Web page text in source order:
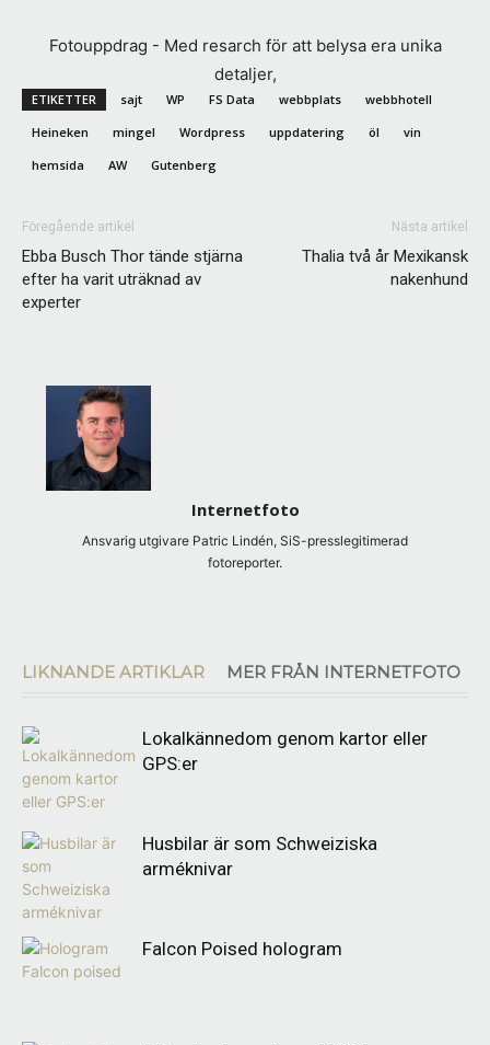
Fotouppdrag - Med resarch för att belysa era unika
detaljer,
ETIKETTER sajt WP FS Data webbplats
webbhotell
Heineken
mingel Wordpress uppdatering öl
vin
hemsida
AW Gutenberg
Föregående artikel
Ebba Busch Thor tände stjärna
efter ha varit uträknad av
experter
Nästa artikel
Thalia två år Mexikansk
nakenhund
Internetfoto
Ansvarig utgivare Patric Lindén, SiS-presslegitimerad
fotoreporter.
LIKNANDE ARTIKLAR MER FRÅN INTERNETFOTO
Lokalkännedom genom kartor eller
GPS:er
Husbilar är som Schweiziska
arméknivar
Falcon Poised hologram